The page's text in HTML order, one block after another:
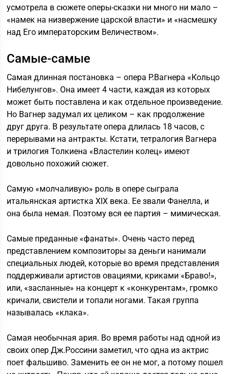
усмотрела в сюжете оперы-сказки ни много ни мало –
«намек на низвержение царской власти» и «насмешку
над Его императорским Величеством».
Самые-самые
Самая длинная постановка – опера Р.Вагнера «Кольцо
Нибелунгов». Она имеет 4 части, каждая из которых
может быть поставлена и как отдельное произведение.
Но Вагнер задумал их целиком – как продолжение
друг друга. В результате опера длилась 18 часов, с
перерывами на антракты. Кстати, тетралогия Вагнера
и трилогия Толкиена «Властелин колец» имеют
довольно похожий сюжет.
Самую «молчаливую» роль в опере сыграла
итальянская артистка XIX века. Ее звали Фанелла, и
она была немая. Поэтому вся ее партия – мимическая.
Самые преданные «фанаты». Очень часто перед
представлением композиторы за деньги нанимали
специальных людей, которые во время представления
поддерживали артистов овациями, криками «Браво!»,
или, «засланные» на концерт к «конкурентам», громко
кричали, свистели и топали ногами. Такая группа
называлась «клака».
Самая необычная ария. Во время работы над одной из
своих опер Дж.Россини заметил, что одна из актрис
поет фальшиво. Заменить ее он не мог, а потому пошел